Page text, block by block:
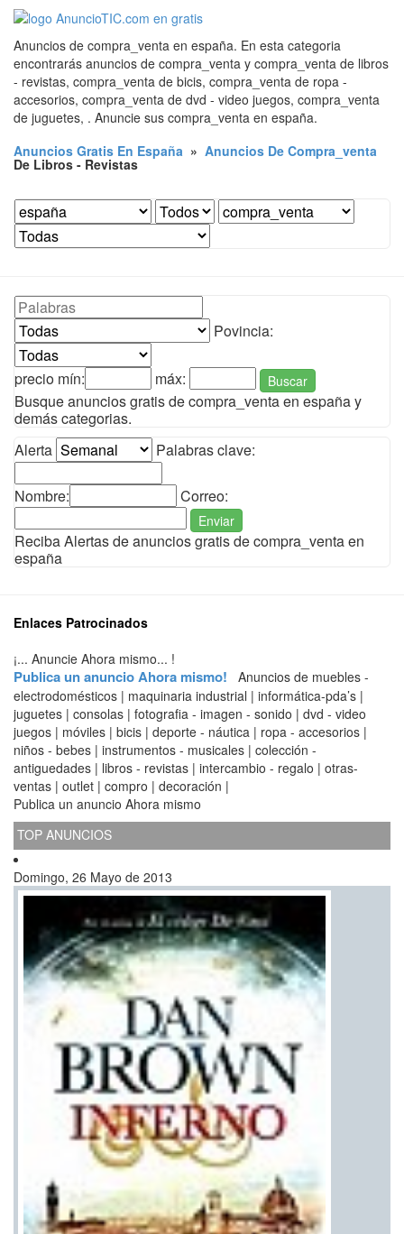
Anuncios de compra_venta en españa. En esta categoria
encontrarás anuncios de compra_venta y compra_venta de libros
- revistas, compra_venta de bicis, compra_venta de ropa -
accesorios, compra_venta de dvd - video juegos, compra_venta
de juguetes, . Anuncie sus compra_venta en españa.
Anuncios Gratis En España » Anuncios De Compra_venta
De Libros - Revistas
Povincia:
precio mín: máx: Buscar
Busque anuncios gratis de compra_venta en españa y
demás categorias.
Alerta
Palabras clave:
Nombre: Correo:
Enviar
Reciba Alertas de anuncios gratis de compra_venta en
españa
Enlaces Patrocinados
¡... Anuncie Ahora mismo... !
Publica un anuncio Ahora mismo! Anuncios de muebles -
electrodomésticos | maquinaria industrial | informática-pda’s |
juguetes | consolas | fotografia - imagen - sonido | dvd - video
juegos | móviles | bicis | deporte - náutica | ropa - accesorios |
niños - bebes | instrumentos - musicales | colección -
antiguedades | libros - revistas | intercambio - regalo | otras-
ventas | outlet | compro | decoración |
Publica un anuncio Ahora mismo
TOP ANUNCIOS
Domingo, 26 Mayo de 2013